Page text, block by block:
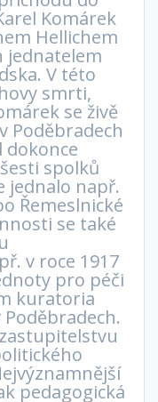
Komárek
Hellichem
jednatelem
V této
smrti,
se živě
Poděbradech
dokonce
spolků
jednalo např.
Řemeslnické
se také
v roce 1917
pro péči
kuratoria
pedagogická